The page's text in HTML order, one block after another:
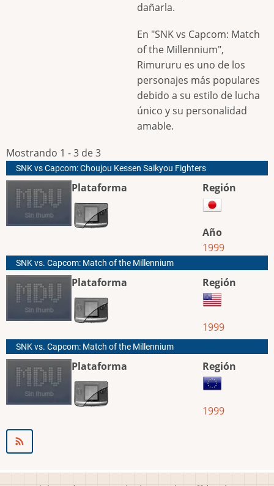
dañarla.
En "SNK vs Capcom: Match
of the Millennium",
Rimururu es uno de los
personajes más populares
debido a su estilo de lucha
único y su personalidad
amable.
Mostrando 1 - 3 de 3
SNK vs Capcom: Choujou Kessen Saikyou Fighters
Plataforma Región
Año
1999
SNK vs. Capcom: Match of the Millennium
Plataforma Región
1999
SNK vs. Capcom: Match of the Millennium
Plataforma Región
1999